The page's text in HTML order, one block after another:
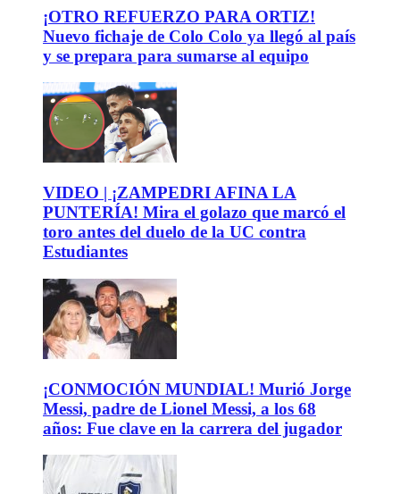
¡OTRO REFUERZO PARA ORTIZ!
Nuevo fichaje de Colo Colo ya llegó al país
y se prepara para sumarse al equipo
VIDEO | ¡ZAMPEDRI AFINA LA
PUNTERÍA! Mira el golazo que marcó el
toro antes del duelo de la UC contra
Estudiantes
¡CONMOCIÓN MUNDIAL! Murió Jorge
Messi, padre de Lionel Messi, a los 68
años: Fue clave en la carrera del jugador